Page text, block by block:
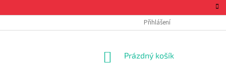
Přihlášení
NÁKUPNÍ
Prázdný košík